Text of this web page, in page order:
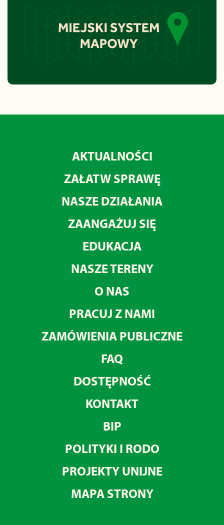
AKTUALNOŚCI
ZAŁATW SPRAWĘ
NASZE DZIAŁANIA
ZAANGAŻUJ SIĘ
EDUKACJA
NASZE TERENY
O NAS
PRACUJ Z NAMI
ZAMÓWIENIA PUBLICZNE
FAQ
DOSTĘPNOŚĆ
KONTAKT
BIP
POLITYKI I RODO
PROJEKTY UNIJNE
MAPA STRONY